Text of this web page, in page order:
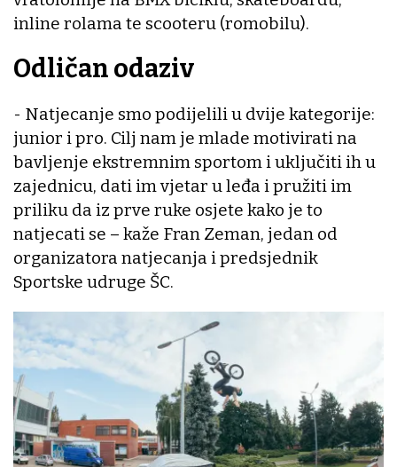
inline rolama te scooteru (romobilu).
Odličan odaziv
- Natjecanje smo podijelili u dvije kategorije:
junior i pro. Cilj nam je mlade motivirati na
bavljenje ekstremnim sportom i uključiti ih u
zajednicu, dati im vjetar u leđa i pružiti im
priliku da iz prve ruke osjete kako je to
natjecati se – kaže Fran Zeman, jedan od
organizatora natjecanja i predsjednik
Sportske udruge ŠC.